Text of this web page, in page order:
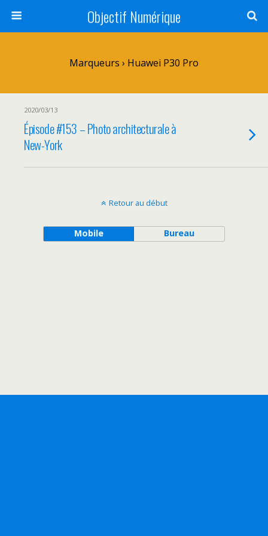
Objectif Numérique
Marqueurs › Huawei P30 Pro
2020/03/13
Épisode #153 – Photo architecturale à
New-York
Retour au début
Mobile Bureau